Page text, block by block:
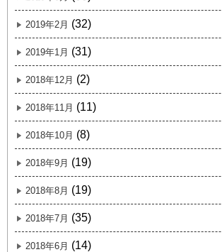
2019年2月 (32)
2019年1月 (31)
2018年12月 (2)
2018年11月 (11)
2018年10月 (8)
2018年9月 (19)
2018年8月 (19)
2018年7月 (35)
2018年6月 (14)